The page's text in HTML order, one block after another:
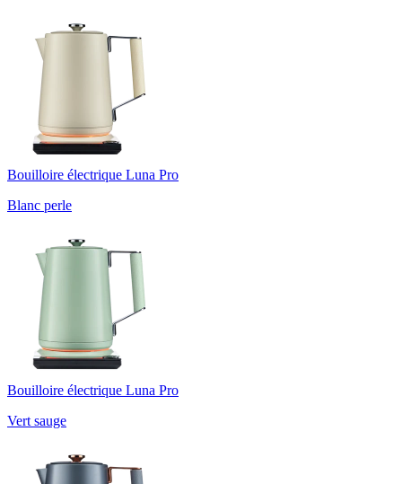
Bouilloire électrique Luna Pro
Blanc perle
Bouilloire électrique Luna Pro
Vert sauge